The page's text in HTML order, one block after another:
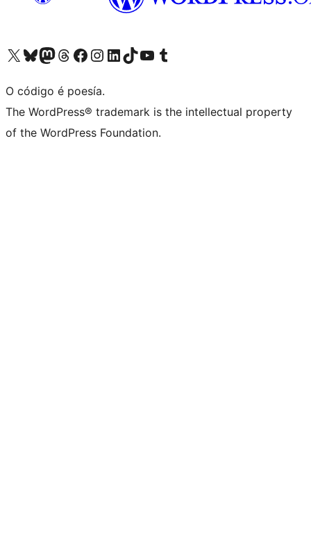
Visita la cuenta de X (anteriormente Twitter)
Visita a nosa conta de Bluesky
Visita a nosa conta de Mastodon
Visita a nosa conta de Threads
Visita a nosa páxina de Facebook
Visita a nosa conta de Instagram
Visita a nosa conta de LinkedIn
Visita a nosa conta de TikTok
Visita a nosa canle de YouTube
Visita a nosa conta de Tumblr
O código é poesía.
The WordPress® trademark is the intellectual property
of the WordPress Foundation.